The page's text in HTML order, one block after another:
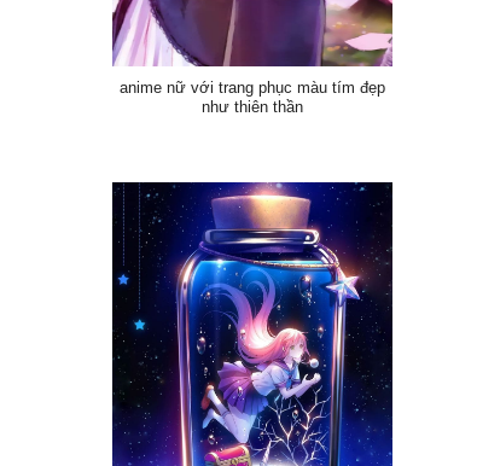
anime nữ với trang phục màu tím đẹp
như thiên thần